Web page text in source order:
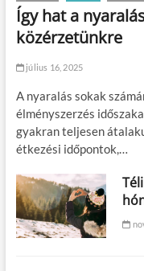
Így hat a
közérzetünkre
július 16, 2025
A nyaralás sokak
élményszerzés
gyakran teljesen
étkezési időpontok,…